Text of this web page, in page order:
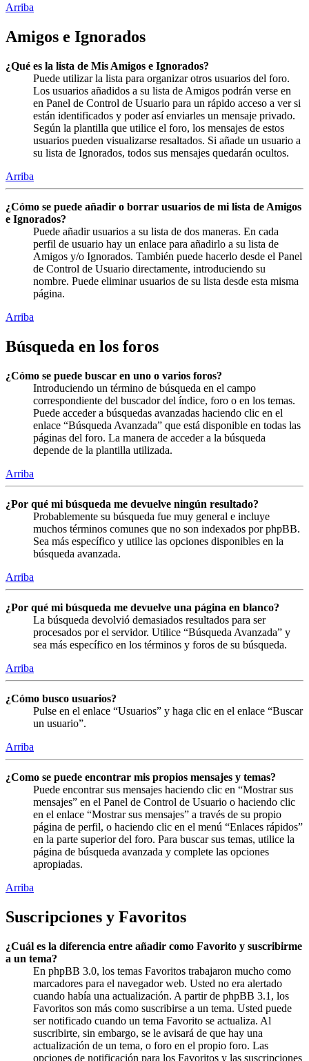
Arriba
Amigos e Ignorados
¿Qué es la lista de Mis Amigos e Ignorados?
Puede utilizar la lista para organizar otros usuarios del foro.
Los usuarios añadidos a su lista de Amigos podrán verse en
en Panel de Control de Usuario para un rápido acceso a ver si
están identificados y poder así enviarles un mensaje privado.
Según la plantilla que utilice el foro, los mensajes de estos
usuarios pueden visualizarse resaltados. Si añade un usuario a
su lista de Ignorados, todos sus mensajes quedarán ocultos.
Arriba
¿Cómo se puede añadir o borrar usuarios de mi lista de Amigos
e Ignorados?
Puede añadir usuarios a su lista de dos maneras. En cada
perfil de usuario hay un enlace para añadirlo a su lista de
Amigos y/o Ignorados. También puede hacerlo desde el Panel
de Control de Usuario directamente, introduciendo su
nombre. Puede eliminar usuarios de su lista desde esta misma
página.
Arriba
Búsqueda en los foros
¿Cómo se puede buscar en uno o varios foros?
Introduciendo un término de búsqueda en el campo
correspondiente del buscador del índice, foro o en los temas.
Puede acceder a búsquedas avanzadas haciendo clic en el
enlace “Búsqueda Avanzada” que está disponible en todas las
páginas del foro. La manera de acceder a la búsqueda
depende de la plantilla utilizada.
Arriba
¿Por qué mi búsqueda me devuelve ningún resultado?
Probablemente su búsqueda fue muy general e incluye
muchos términos comunes que no son indexados por phpBB.
Sea más específico y utilice las opciones disponibles en la
búsqueda avanzada.
Arriba
¿Por qué mi búsqueda me devuelve una página en blanco?
La búsqueda devolvió demasiados resultados para ser
procesados por el servidor. Utilice “Búsqueda Avanzada” y
sea más específico en los términos y foros de su búsqueda.
Arriba
¿Cómo busco usuarios?
Pulse en el enlace “Usuarios” y haga clic en el enlace “Buscar
un usuario”.
Arriba
¿Como se puede encontrar mis propios mensajes y temas?
Puede encontrar sus mensajes haciendo clic en “Mostrar sus
mensajes” en el Panel de Control de Usuario o haciendo clic
en el enlace “Mostrar sus mensajes” a través de su propio
página de perfil, o haciendo clic en el menú “Enlaces rápidos”
en la parte superior del foro. Para buscar sus temas, utilice la
página de búsqueda avanzada y complete las opciones
apropiadas.
Arriba
Suscripciones y Favoritos
¿Cuál es la diferencia entre añadir como Favorito y suscribirme
a un tema?
En phpBB 3.0, los temas Favoritos trabajaron mucho como
marcadores para el navegador web. Usted no era alertado
cuando había una actualización. A partir de phpBB 3.1, los
Favoritos son más como suscribirse a un tema. Usted puede
ser notificado cuando un tema Favorito se actualiza. Al
suscribirte, sin embargo, se le avisará de que hay una
actualización de un tema, o foro en el propio foro. Las
opciones de notificación para los Favoritos y las suscripciones